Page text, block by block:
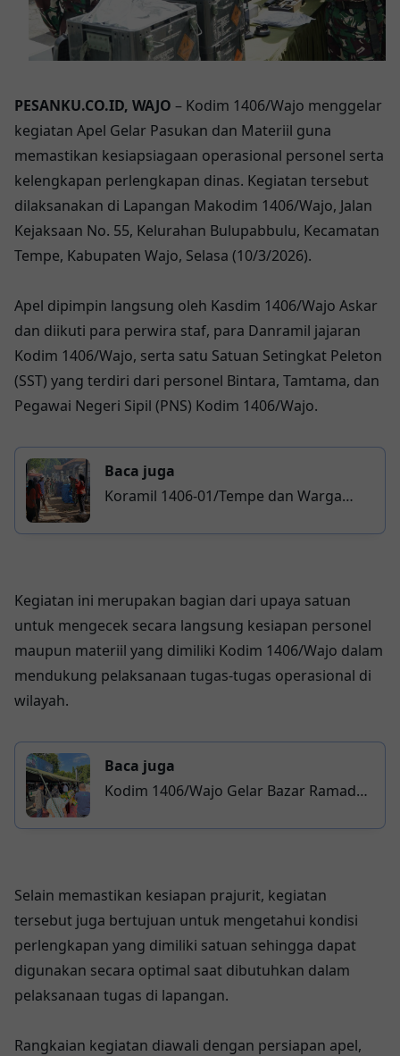
PESANKU.CO.ID, WAJO – Kodim 1406/Wajo menggelar
kegiatan Apel Gelar Pasukan dan Materiil guna
memastikan kesiapsiagaan operasional personel serta
kelengkapan perlengkapan dinas. Kegiatan tersebut
dilaksanakan di Lapangan Makodim 1406/Wajo, Jalan
Kejaksaan No. 55, Kelurahan Bulupabbulu, Kecamatan
Tempe, Kabupaten Wajo, Selasa (10/3/2026).
Apel dipimpin langsung oleh Kasdim 1406/Wajo Askar
dan diikuti para perwira staf, para Danramil jajaran
Kodim 1406/Wajo, serta satu Satuan Setingkat Peleton
(SST) yang terdiri dari personel Bintara, Tamtama, dan
Pegawai Negeri Sipil (PNS) Kodim 1406/Wajo.
Baca juga
Koramil 1406-01/Tempe dan Warga
Kegiatan ini merupakan bagian dari upaya satuan
untuk mengecek secara langsung kesiapan personel
maupun materiil yang dimiliki Kodim 1406/Wajo dalam
mendukung pelaksanaan tugas-tugas operasional di
wilayah.
Baca juga
Kodim 1406/Wajo Gelar Bazar Ramadan
Selain memastikan kesiapan prajurit, kegiatan
tersebut juga bertujuan untuk mengetahui kondisi
perlengkapan yang dimiliki satuan sehingga dapat
digunakan secara optimal saat dibutuhkan dalam
pelaksanaan tugas di lapangan.
Rangkaian kegiatan diawali dengan persiapan apel,